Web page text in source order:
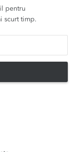
pentru
scurt timp.